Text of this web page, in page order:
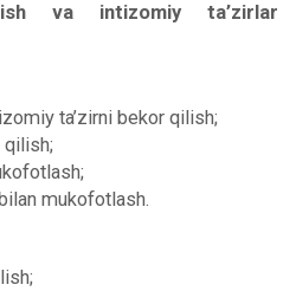
va intizomiy ta’zirlar
ta’zirni bekor qilish;
qilish;
mukofotlash.